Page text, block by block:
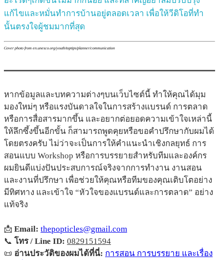
แก้ไขและหมั่นทำการบ้านอยู่ตลอดเวลา เพื่อให้วีดิโอที่ทำ
นั้นตรงใจผู้ชมมากที่สุด
Cover photo from en.unesco.org/youth/toptips/planner/communication
หากข้อมูลและบทความต่างๆบนเว็บไซต์นี้ ทำให้คุณได้มุม
มองใหม่ๆ หรือแรงบันดาลใจในการสร้างแบรนด์ การตลาด
หรือการสื่อสารมากขึ้น และอยากต่อยอดความเข้าใจเหล่านี้
ให้ลึกซึ้งขึ้นอีกขั้น ก็สามารถพูดคุยหรือขอคำปรึกษากับผมได้
โดยตรงครับ ไม่ว่าจะเป็นการให้คำแนะนำเชิงกลยุทธ์ การ
สอนแบบ Workshop หรือการบรรยายสำหรับทีมและองค์กร
ผมยินดีแบ่งปันประสบการณ์จริงจากการทำงาน งานสอน
และงานที่ปรึกษา เพื่อช่วยให้คุณหรือทีมของคุณเติบโตอย่าง
มีทิศทาง และเข้าใจ “หัวใจของแบรนด์และการตลาด” อย่าง
แท้จริง
📩 Email: thepopticles@gmail.com
📞 โทร / Line ID: 0829151594
📜 อ่านประวัติของผมได้ที่นี่: การสอน การบรรยาย และเรื่อง